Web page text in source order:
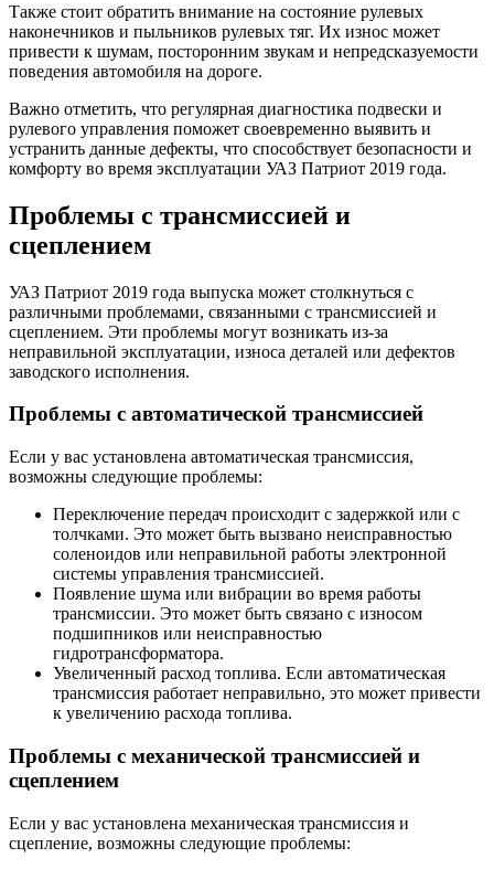
Также стоит обратить внимание на состояние рулевых
наконечников и пыльников рулевых тяг. Их износ может
привести к шумам, посторонним звукам и непредсказуемости
поведения автомобиля на дороге.
Важно отметить, что регулярная диагностика подвески и
рулевого управления поможет своевременно выявить и
устранить данные дефекты, что способствует безопасности и
комфорту во время эксплуатации УАЗ Патриот 2019 года.
Проблемы с трансмиссией и
сцеплением
УАЗ Патриот 2019 года выпуска может столкнуться с
различными проблемами, связанными с трансмиссией и
сцеплением. Эти проблемы могут возникать из-за
неправильной эксплуатации, износа деталей или дефектов
заводского исполнения.
Проблемы с автоматической трансмиссией
Если у вас установлена автоматическая трансмиссия,
возможны следующие проблемы:
Переключение передач происходит с задержкой или с
толчками. Это может быть вызвано неисправностью
соленоидов или неправильной работы электронной
системы управления трансмиссией.
Появление шума или вибрации во время работы
трансмиссии. Это может быть связано с износом
подшипников или неисправностью
гидротрансформатора.
Увеличенный расход топлива. Если автоматическая
трансмиссия работает неправильно, это может привести
к увеличению расхода топлива.
Проблемы с механической трансмиссией и
сцеплением
Если у вас установлена механическая трансмиссия и
сцепление, возможны следующие проблемы: